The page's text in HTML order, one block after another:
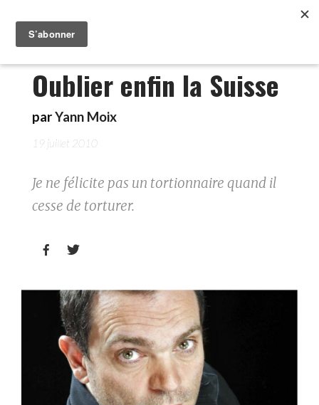
Oublier enfin la Suisse
parYann Moix
19 juillet 2010
Je ne félicite pas un tortionnaire quand il
cesse de torturer.
 